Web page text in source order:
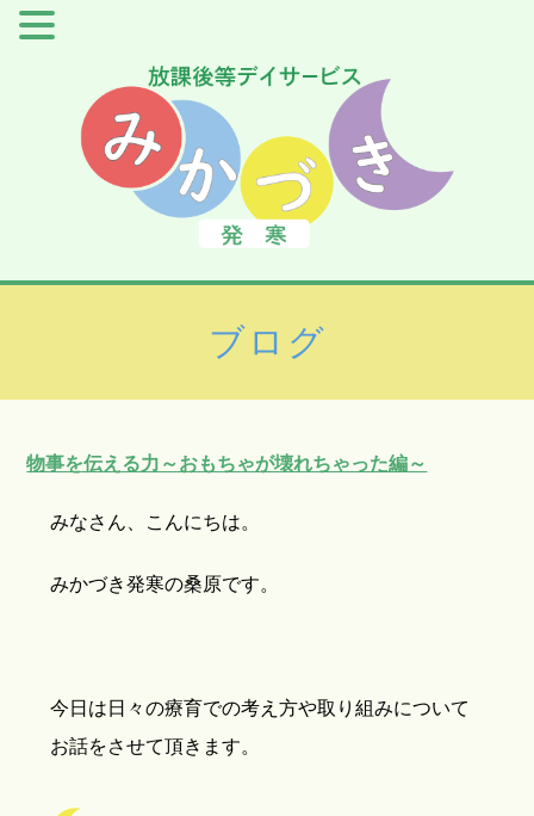
ブログ
物事を伝える力～おもちゃが壊れちゃった編～
みなさん、こんにちは。
みかづき発寒の桑原です。
今日は日々の療育での考え方や取り組みについて
お話をさせて頂きます。